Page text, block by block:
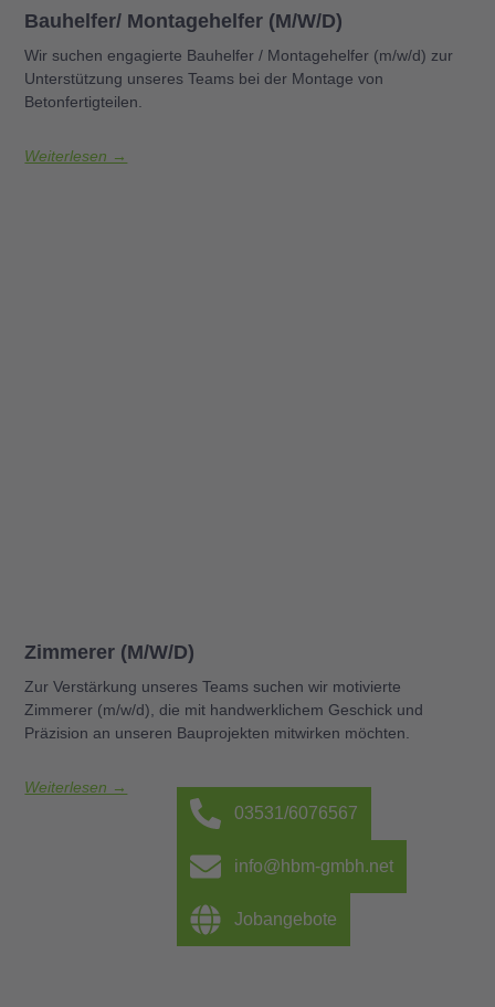
Bauhelfer/ Montagehelfer (m/w/d)
Wir suchen engagierte Bauhelfer / Montagehelfer (m/w/d) zur
Unterstützung unseres Teams bei der Montage von
Betonfertigteilen.
Weiterlesen →
Zimmerer (m/w/d)
Zur Verstärkung unseres Teams suchen wir motivierte
Zimmerer (m/w/d), die mit handwerklichem Geschick und
Präzision an unseren Bauprojekten mitwirken möchten.
Weiterlesen →
03531/6076567
info@hbm-gmbh.net
Jobangebote